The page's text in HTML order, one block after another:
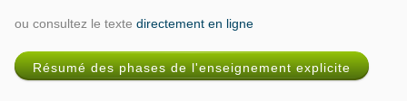
ou consultez le texte directement en ligne
Résumé des phases de l'enseignement explicite